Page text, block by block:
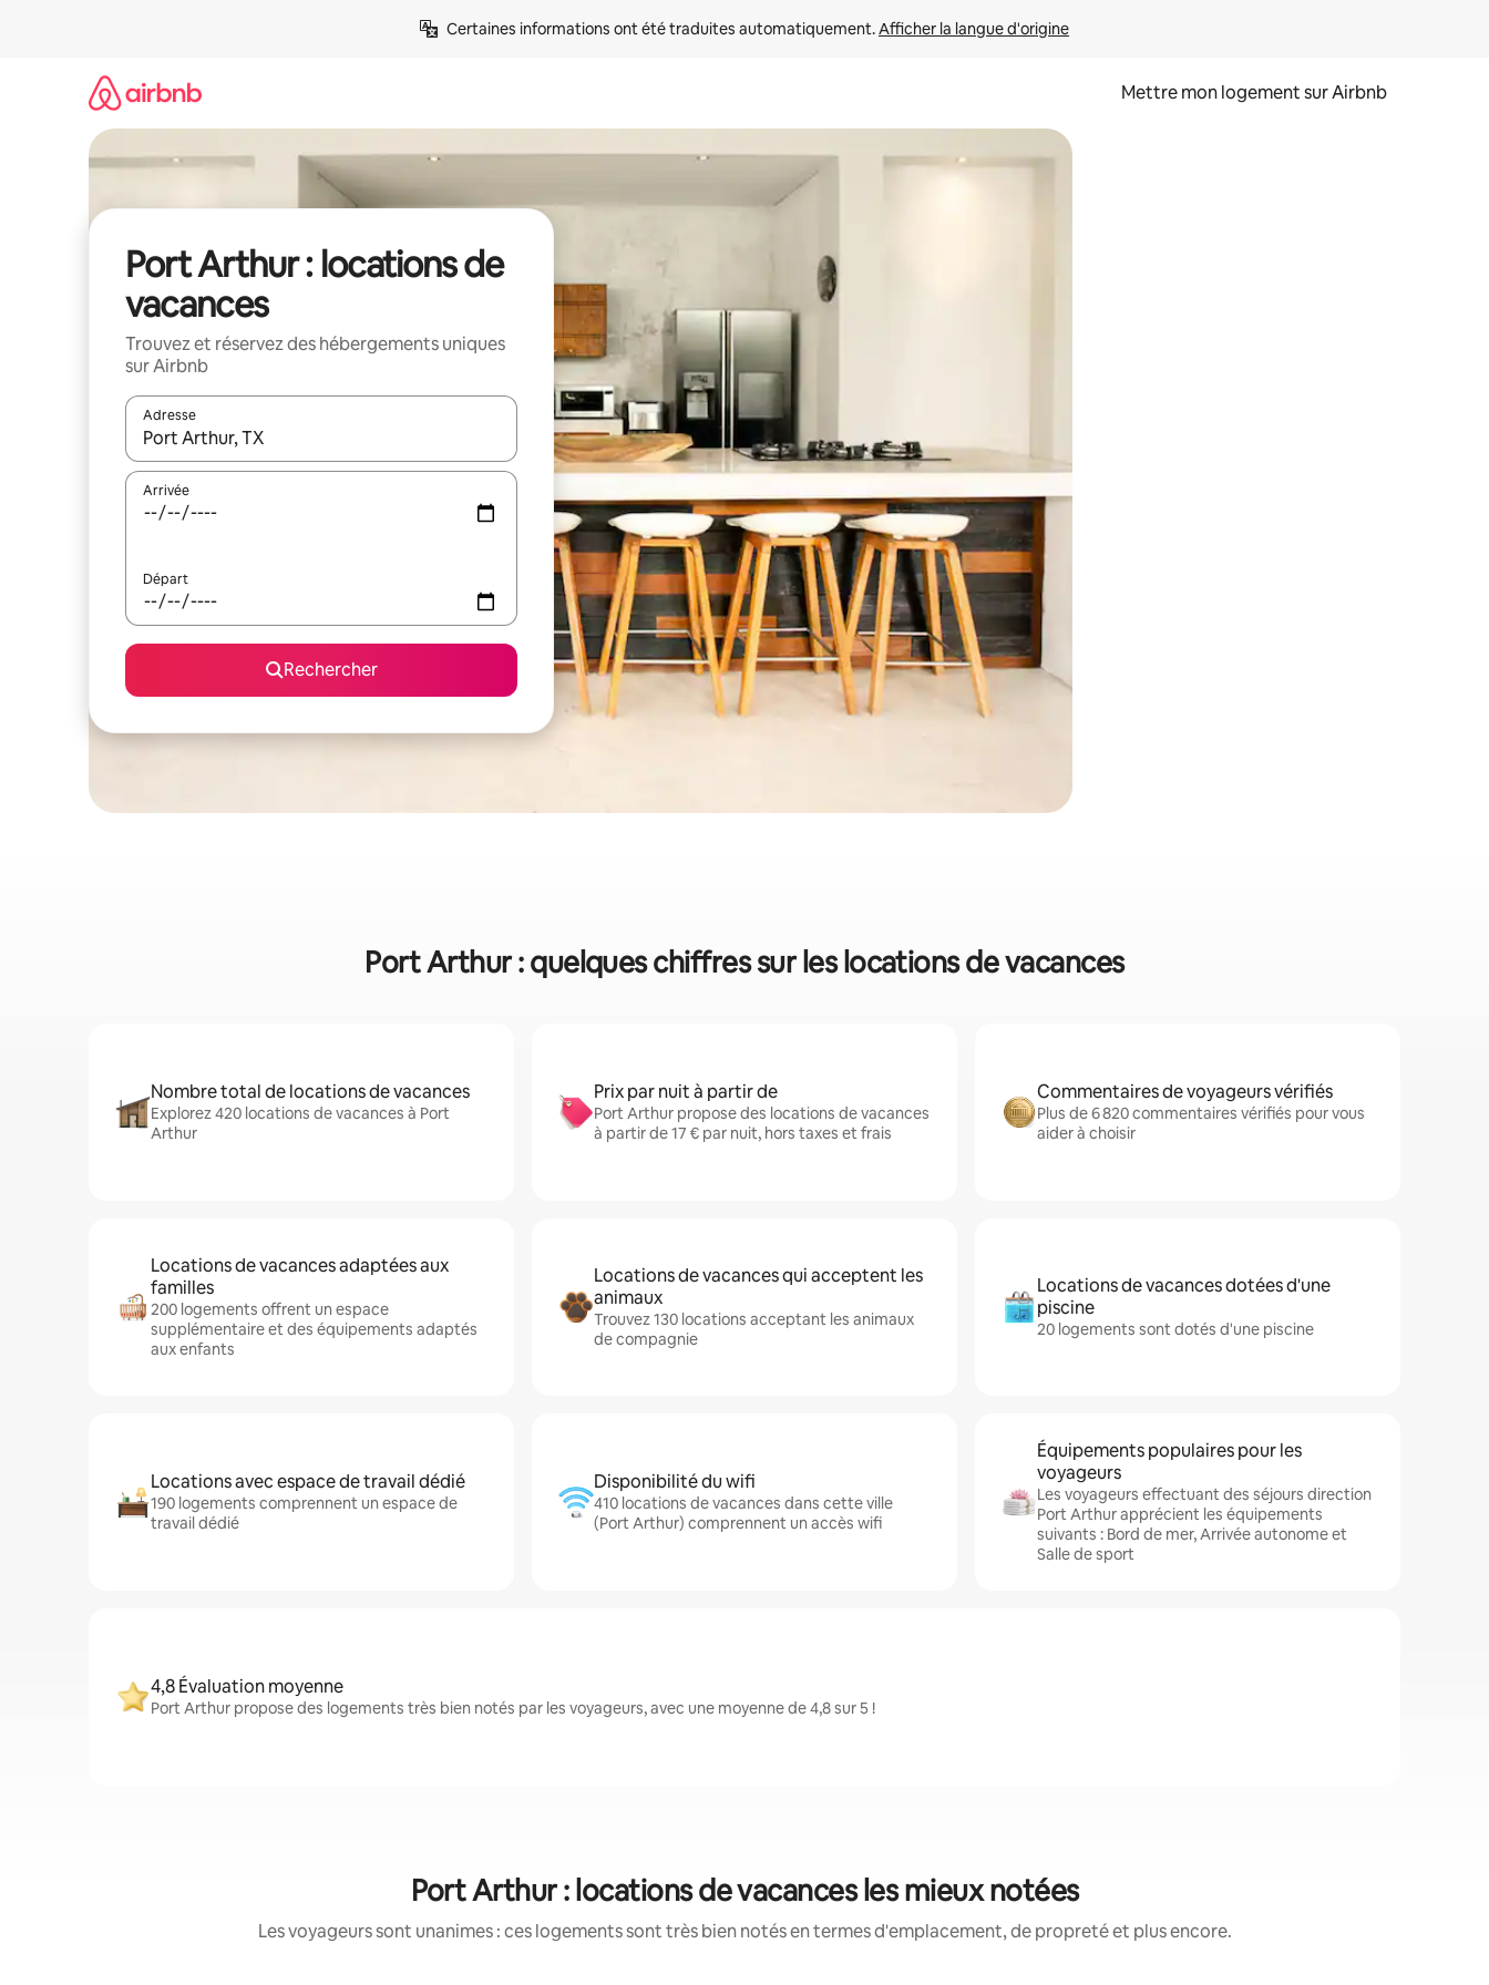
Certaines informations ont été traduites automatiquement. Afficher la langue d'origine
Mettre mon logement sur Airbnb
Port Arthur : locations de
vacances
Trouvez et réservez des hébergements uniques
sur Airbnb
Adresse
Lorsque les résultats s'affichent, utilisez les flèches vers le haut et vers le bas pour les parcourir ou en appuyant et en faisant glisser.
Arrivée
Départ
Rechercher
Port Arthur : quelques chiffres sur les locations de vacances
Nombre total de locations de vacances
Explorez 420 locations de vacances à Port
Arthur
Prix par nuit à partir de
Port Arthur propose des locations de vacances
à partir de 17 € par nuit, hors taxes et frais
Commentaires de voyageurs vérifiés
Plus de 6 820 commentaires vérifiés pour vous
aider à choisir
Locations de vacances adaptées aux
familles
200 logements offrent un espace
supplémentaire et des équipements adaptés
aux enfants
Locations de vacances qui acceptent les
animaux
Trouvez 130 locations acceptant les animaux
de compagnie
Locations de vacances dotées d'une
piscine
20 logements sont dotés d'une piscine
Locations avec espace de travail dédié
190 logements comprennent un espace de
travail dédié
Disponibilité du wifi
410 locations de vacances dans cette ville
(Port Arthur) comprennent un accès wifi
Équipements populaires pour les
voyageurs
Les voyageurs effectuant des séjours direction
Port Arthur apprécient les équipements
suivants : Bord de mer, Arrivée autonome et
Salle de sport
4,8 Évaluation moyenne
Port Arthur propose des logements très bien notés par les voyageurs, avec une moyenne de 4,8 sur 5 !
Port Arthur : locations de vacances les mieux notées
Les voyageurs sont unanimes : ces logements sont très bien notés en termes d'emplacement, de propreté et plus encore.